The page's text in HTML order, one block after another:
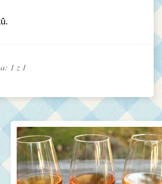
1 z 1